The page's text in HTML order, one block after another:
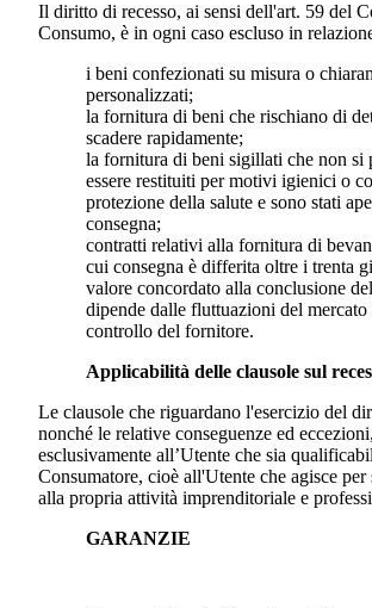
Il diritto di recesso, ai sensi dell'art. 59 del
Consumo, è in ogni caso escluso in
i beni confezionati su misura o
personalizzati;
la fornitura di beni che rischiano di
scadere rapidamente;
la fornitura di beni sigillati che non si
essere restituiti per motivi igienici o
protezione della salute e sono stati
consegna;
contratti relativi alla fornitura di
cui consegna è differita oltre i trenta
valore concordato alla conclusione
dipende dalle fluttuazioni del
controllo del fornitore.
Applicabilità delle clausole sul
Le clausole che riguardano l'esercizio del
nonché le relative conseguenze ed
esclusivamente all’Utente che sia
Consumatore, cioè all'Utente che agisce per
alla propria attività imprenditoriale e
GARANZIE